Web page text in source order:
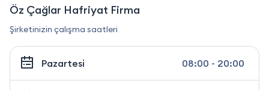
Öz Çağlar Hafriyat Firma
Şirketinizin çalışma saatleri
Pazartesi 08:00 - 20:00